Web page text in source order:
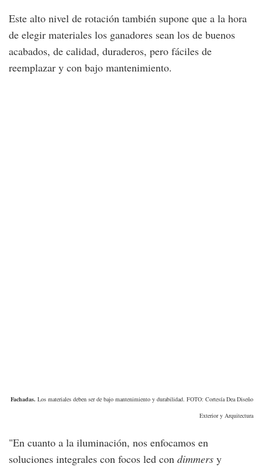
Este alto nivel de rotación también supone que a la hora
de elegir materiales los ganadores sean los de buenos
acabados, de calidad, duraderos, pero fáciles de
reemplazar y con bajo mantenimiento.
Fachadas. Los materiales deben ser de bajo mantenimiento y durabilidad. FOTO: Cortesía Dea Diseño
Exterior y Arquitectura
"En cuanto a la iluminación, nos enfocamos en
soluciones integrales con focos led con dimmers y